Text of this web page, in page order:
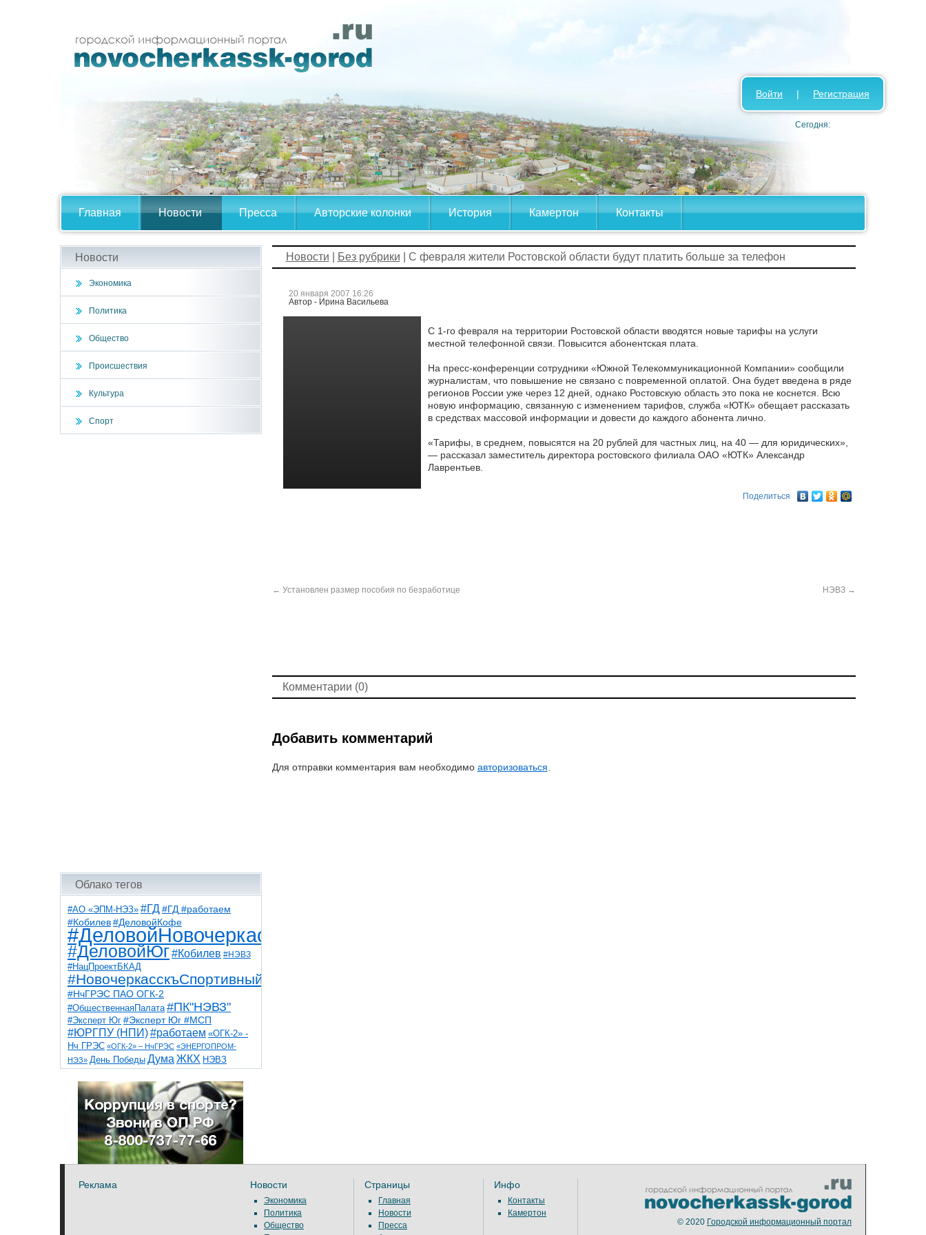
Главная Новости Пресса Авторские колонки История Камертон Контакты
Войти | Регистрация
Сегодня:
Новости
Экономика
Политика
Общество
Происшествия
Культура
Спорт
Облако тегов
#АО «ЭПМ-НЭЗ» #ГД #ГД #работаем
#Кобилев #ДеловойКофе
#ДеловойНовочеркасск
#ДеловойЮг#Кобилев #НЭВЗ
#НацПроектБКАД
#НовочеркасскъСпортивный
#НчГРЭС ПАО ОГК-2
#ОбщественнаяПалата #ПК"НЭВЗ"
#Эксперт Юг #Эксперт Юг #МСП
#ЮРГПУ (НПИ)#работаем «ОГК-2» -
Нч ГРЭС «ОГК-2» – НчГРЭС «ЭНЕРГОПРОМ-
НЭЗ» День Победы Дума ЖКХ НЭВЗ
НчГРЭС ТНТ
благоустройствоветераны выборы
детидороги казаки коррупция космос
общественная палата парк пожар роща
спорт театр транспорт художники
Новости Без рубрики | С февраля жители Ростовской области будут платить больше за телефон
20 января 2007 16:26
Автор - Ирина Васильева
С 1-го февраля на территории Ростовской области вводятся новые тарифы на услуги
местной телефонной связи. Повысится абонентская плата.
На пресс-конференции сотрудники «Южной Телекоммуникационной Компании» сообщили
журналистам, что повышение не связано с повременной оплатой. Она будет введена в ряде
регионов России уже через 12 дней, однако Ростовскую область это пока не коснется. Всю
новую информацию, связанную с изменением тарифов, служба «ЮТК» обещает рассказать
в средствах массовой информации и довести до каждого абонента лично.
«Тарифы, в среднем, повысятся на 20 рублей для частных лиц, на 40 — для юридических»,
— рассказал заместитель директора ростовского филиала ОАО «ЮТК» Александр
Лаврентьев.
Поделиться
← Установлен размер пособия по безработице НЭВЗ →
Комментарии (0)
Добавить комментарий
Для отправки комментария вам необходимо авторизоваться
Реклама Новости
Экономика
Политика
Общество
Страницы
Главная
Новости
Пресса
Инфо
Контакты
Камертон
© 2020 Городской информационный портал